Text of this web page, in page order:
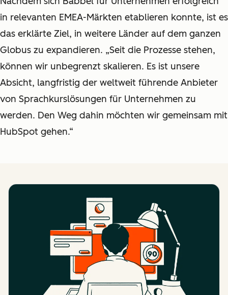
in relevanten EMEA-Märkten etablieren konnte, ist es
das erklärte Ziel, in weitere Länder auf dem ganzen
Globus zu expandieren. „Seit die Prozesse stehen,
können wir unbegrenzt skalieren. Es ist unsere
Absicht, langfristig der weltweit führende Anbieter
von Sprachkurslösungen für Unternehmen zu
werden. Den Weg dahin möchten wir gemeinsam mit
HubSpot gehen.“